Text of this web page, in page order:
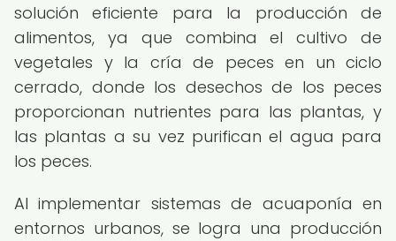
solución eficiente para la producción de
alimentos, ya que combina el cultivo de
vegetales y la cría de peces en un ciclo
cerrado, donde los desechos de los peces
proporcionan nutrientes para las plantas, y
las plantas a su vez purifican el agua para
los peces.
Al implementar sistemas de acuaponía en
entornos urbanos, se logra una producción